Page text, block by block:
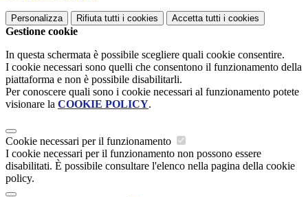
Personalizza Rifiuta tutti i cookies Accetta tutti i cookies
Gestione cookie
In questa schermata è possibile scegliere quali cookie consentire.
I cookie necessari sono quelli che consentono il funzionamento della
piattaforma e non è possibile disabilitarli.
Per conoscere quali sono i cookie necessari al funzionamento potete
visionare la COOKIE POLICY.
Cookie necessari per il funzionamento
I cookie necessari per il funzionamento non possono essere
disabilitati. È possibile consultare l'elenco nella pagina della cookie
policy.